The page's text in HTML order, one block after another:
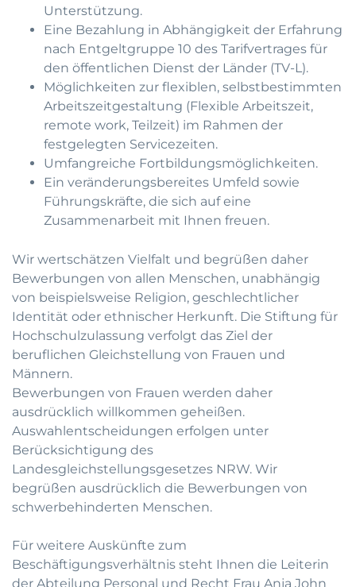
Unterstützung.
Eine Bezahlung in Abhängigkeit der Erfahrung
nach Entgeltgruppe 10 des Tarifvertrages für
den öffentlichen Dienst der Länder (TV-L).
Möglichkeiten zur flexiblen, selbstbestimmten
Arbeitszeitgestaltung (Flexible Arbeitszeit,
remote work, Teilzeit) im Rahmen der
festgelegten Servicezeiten.
Umfangreiche Fortbildungsmöglichkeiten.
Ein veränderungsbereites Umfeld sowie
Führungskräfte, die sich auf eine
Zusammenarbeit mit Ihnen freuen.
Wir wertschätzen Vielfalt und begrüßen daher
Bewerbungen von allen Menschen, unabhängig
von beispielsweise Religion, geschlechtlicher
Identität oder ethnischer Herkunft. Die Stiftung für
Hochschulzulassung verfolgt das Ziel der
beruflichen Gleichstellung von Frauen und
Männern.
Bewerbungen von Frauen werden daher
ausdrücklich willkommen geheißen.
Auswahlentscheidungen erfolgen unter
Berücksichtigung des
Landesgleichstellungsgesetzes NRW. Wir
begrüßen ausdrücklich die Bewerbungen von
schwerbehinderten Menschen.
Für weitere Auskünfte zum
Beschäftigungsverhältnis steht Ihnen die Leiterin
der Abteilung Personal und Recht Frau Anja John